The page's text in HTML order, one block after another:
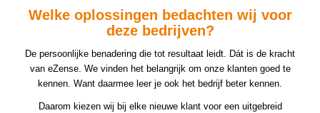
Welke oplossingen bedachten wij voor
deze bedrijven?
De persoonlijke benadering die tot resultaat leidt. Dát is de kracht
van eZense. We vinden het belangrijk om onze klanten goed te
kennen. Want daarmee leer je ook het bedrijf beter kennen.
Daarom kiezen wij bij elke nieuwe klant voor een uitgebreid